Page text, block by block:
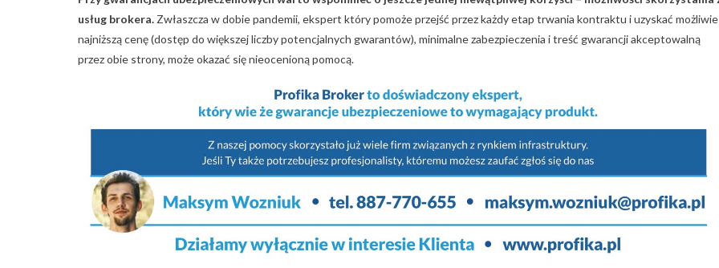
usług brokera. Zwłaszcza w dobie pandemii, ekspert który pomoże przejść przez każdy etap trwania kontraktu i uzyskać możliwie
najniższą cenę (dostęp do większej liczby potencjalnych gwarantów), minimalne zabezpieczenia i treść gwarancji akceptowalną
przez obie strony, może okazać się nieocenioną pomocą.